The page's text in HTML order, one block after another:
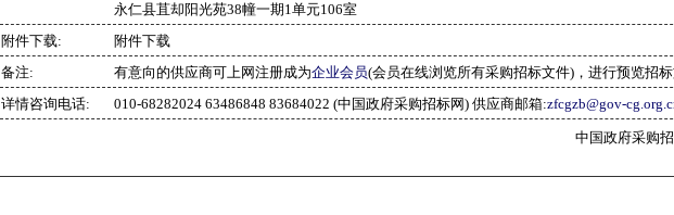
永仁县苴却阳光苑38幢一期1单元106室
附件下载:
附件下载
备注:
有意向的供应商可上网注册成为企业会员(会员在线浏览所有采购招标文件)，进行预览招标
详情咨询电话:
010-68282024 63486848 83684022 (中国政府采购招标网) 供应商邮箱:zfcgzb@gov-
中国政府采购